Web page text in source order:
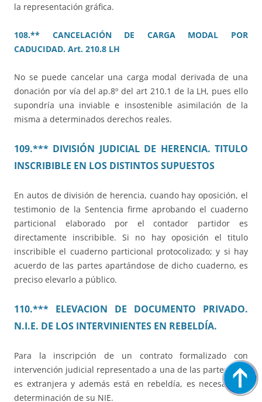
la representación gráfica.
108.** CANCELACIÓN DE CARGA MODAL POR
CADUCIDAD. Art. 210.8 LH
No se puede cancelar una carga modal derivada de una
donación por vía del ap.8º del art 210.1 de la LH, pues ello
supondría una inviable e insostenible asimilación de la
misma a determinados derechos reales.
109.*** DIVISIÓN JUDICIAL DE HERENCIA. TITULO
INSCRIBIBLE EN LOS DISTINTOS SUPUESTOS
En autos de división de herencia, cuando hay oposición, el
testimonio de la Sentencia firme aprobando el cuaderno
particional elaborado por el contador partidor es
directamente inscribible. Si no hay oposición el titulo
inscribible el cuaderno particional protocolizado; y si hay
acuerdo de las partes apartándose de dicho cuaderno, es
preciso elevarlo a público.
110.*** ELEVACION DE DOCUMENTO PRIVADO.
N.I.E. DE LOS INTERVINIENTES EN REBELDÍA.
Para la inscripción de un contrato formalizado con
intervención judicial representado a una de las partes, que
es extranjera y además está en rebeldía, es necesaria la
determinación de su NIE.